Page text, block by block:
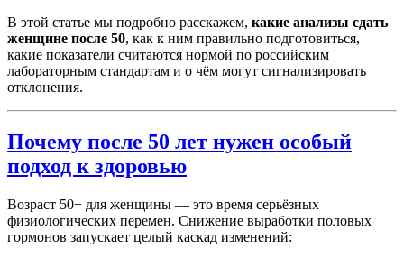
В этой статье мы подробно расскажем, какие анализы сдать
женщине после 50, как к ним правильно подготовиться,
какие показатели считаются нормой по российским
лабораторным стандартам и о чём могут сигнализировать
отклонения.
Почему после 50 лет нужен особый
подход к здоровью
Возраст 50+ для женщины — это время серьёзных
физиологических перемен. Снижение выработки половых
гормонов запускает целый каскад изменений: